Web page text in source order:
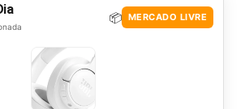
📦 MERCADO LIVRE